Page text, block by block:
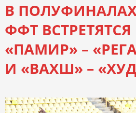
В
ФФТ
«ПАМИР» –
И «ВАХШ» –